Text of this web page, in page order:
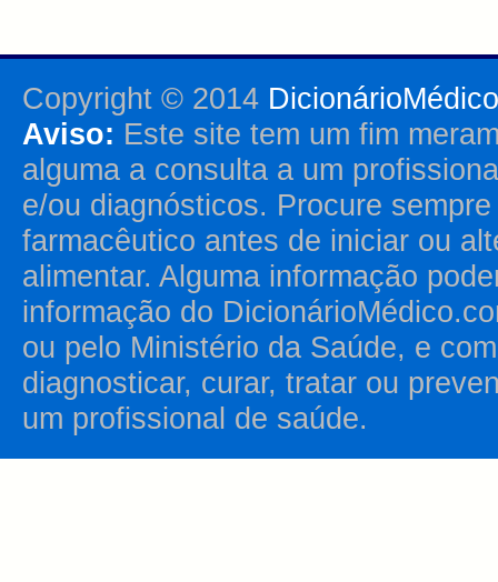
Copyright © 2014
Aviso: Este site tem um fim
alguma a consulta a um
e/ou diagnósticos. Procure
farmacêutico antes de iniciar ou
alimentar. Alguma informação
informação do
ou pelo Ministério da Saúde, e
diagnosticar, curar, tratar ou
um profissional de saúde.